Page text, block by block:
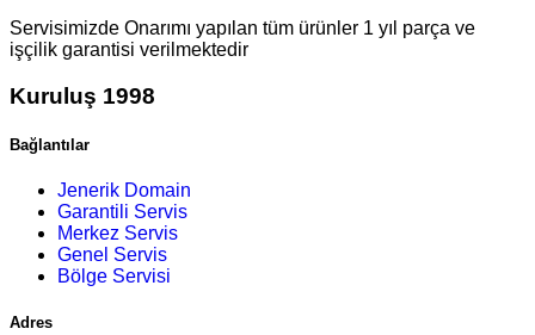
Servisimizde Onarımı yapılan tüm ürünler 1 yıl parça ve
işçilik garantisi verilmektedir
Kuruluş 1998
Bağlantılar
Jenerik Domain
Garantili Servis
Merkez Servis
Genel Servis
Bölge Servisi
Adres